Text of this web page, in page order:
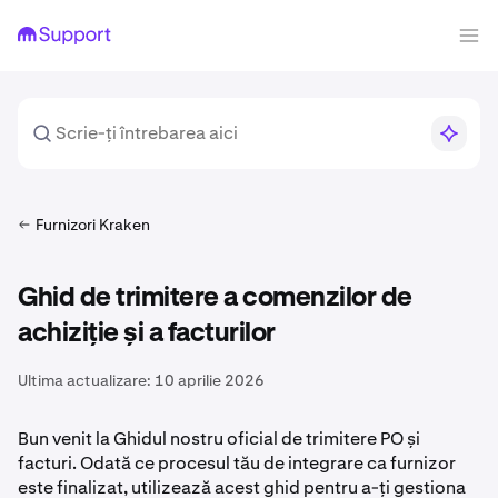
Furnizori Kraken
Ghid de trimitere a comenzilor de
achiziție și a facturilor
Ultima actualizare: 10 aprilie 2026
Bun venit la Ghidul nostru oficial de trimitere PO și
facturi. Odată ce procesul tău de integrare ca furnizor
este finalizat, utilizează acest ghid pentru a-ți gestiona